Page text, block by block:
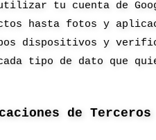
tu cuenta de
hasta fotos y
dispositivos y
tipo de dato que
de Terceros